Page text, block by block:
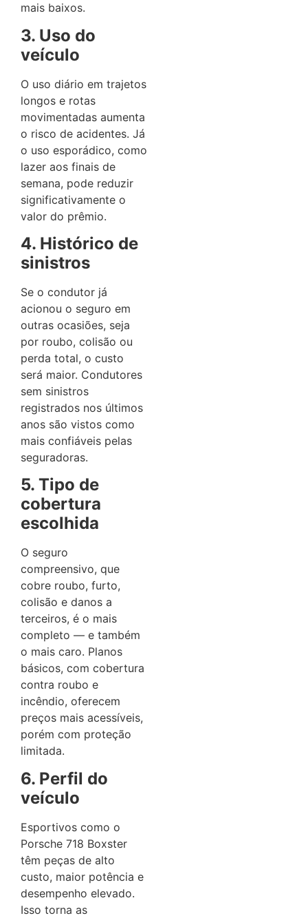
mais baixos.
3. Uso do
veículo
O uso diário em trajetos
longos e rotas
movimentadas aumenta
o risco de acidentes. Já
o uso esporádico, como
lazer aos finais de
semana, pode reduzir
significativamente o
valor do prêmio.
4. Histórico de
sinistros
Se o condutor já
acionou o seguro em
outras ocasiões, seja
por roubo, colisão ou
perda total, o custo
será maior. Condutores
sem sinistros
registrados nos últimos
anos são vistos como
mais confiáveis pelas
seguradoras.
5. Tipo de
cobertura
escolhida
O seguro
compreensivo, que
cobre roubo, furto,
colisão e danos a
terceiros, é o mais
completo — e também
o mais caro. Planos
básicos, com cobertura
contra roubo e
incêndio, oferecem
preços mais acessíveis,
porém com proteção
limitada.
6. Perfil do
veículo
Esportivos como o
Porsche 718 Boxster
têm peças de alto
custo, maior potência e
desempenho elevado.
Isso torna as